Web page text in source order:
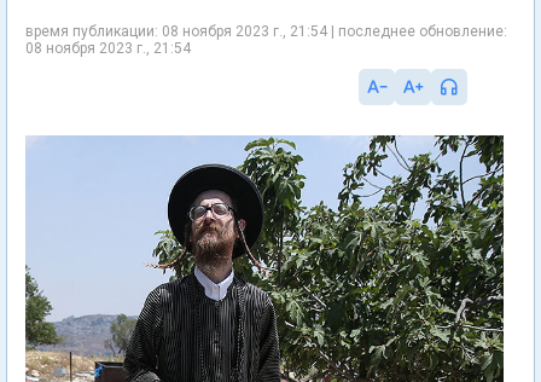
время публикации: 08 ноября 2023 г., 21:54 | последнее обновление:
08 ноября 2023 г., 21:54